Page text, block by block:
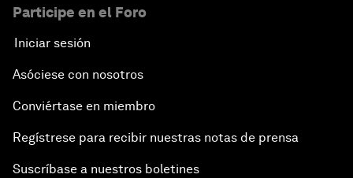
Participe en el Foro
Iniciar sesión
Asóciese con nosotros
Conviértase en miembro
Regístrese para recibir nuestras notas de prensa
Suscríbase a nuestros boletines